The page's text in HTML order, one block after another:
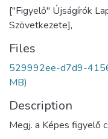
["Figyelő" Újságírók
Szövetkezete],
Files
529992ee-d7d9-
MB)
Description
Megj. a Képes figyelő